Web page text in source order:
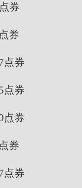
券
券
点券
点券
点券
券
点券